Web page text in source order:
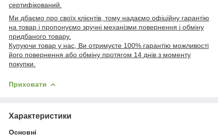
сертифікований.
Ми дбаємо про своїх клієнтів, тому надаємо офіційну гарантію
на товар і пропонуємо зручні механізми повернення і обміну
придбаного товару.
Купуючи товар у нас, Ви отримуєте 100% гарантію можливості
його повернення або обміну протягом 14 днів з моменту
покупки.
Приховати
Характеристики
Основні